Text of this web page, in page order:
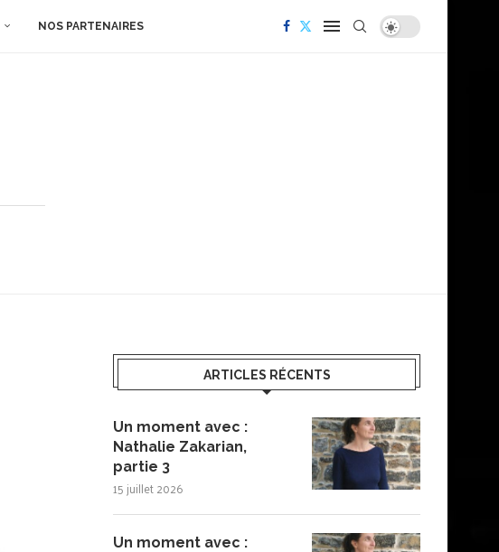
NOS PARTENAIRES
ARTICLES RÉCENTS
Un moment avec :
Nathalie Zakarian,
partie 3
15 juillet 2026
Un moment avec :